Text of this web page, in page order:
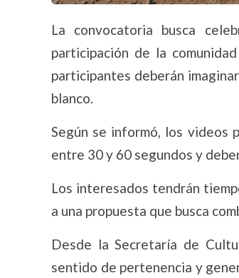
La convocatoria busca
participación de la
participantes deberán
blanco.
Según se informó, los videos
entre 30 y 60 segundos y
Los interesados tendrán
a una propuesta que busca
Desde la Secretaría de
sentido de pertenencia y